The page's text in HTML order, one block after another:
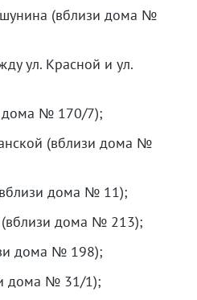
(вблизи дома №
ул. Красной и ул.
дома № 170/7);
(вблизи дома №
дома № 11);
(вблизи дома № 213);
дома № 198);
дома № 31/1);